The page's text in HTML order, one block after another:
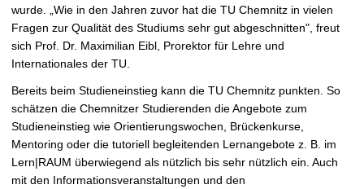
wurde. „Wie in den Jahren zuvor hat die TU Chemnitz in vielen
Fragen zur Qualität des Studiums sehr gut abgeschnitten", freut
sich Prof. Dr. Maximilian Eibl, Prorektor für Lehre und
Internationales der TU.
Bereits beim Studieneinstieg kann die TU Chemnitz punkten. So
schätzen die Chemnitzer Studierenden die Angebote zum
Studieneinstieg wie Orientierungswochen, Brückenkurse,
Mentoring oder die tutoriell begleitenden Lernangebote z. B. im
Lern|RAUM überwiegend als nützlich bis sehr nützlich ein. Auch
mit den Informationsveranstaltungen und den